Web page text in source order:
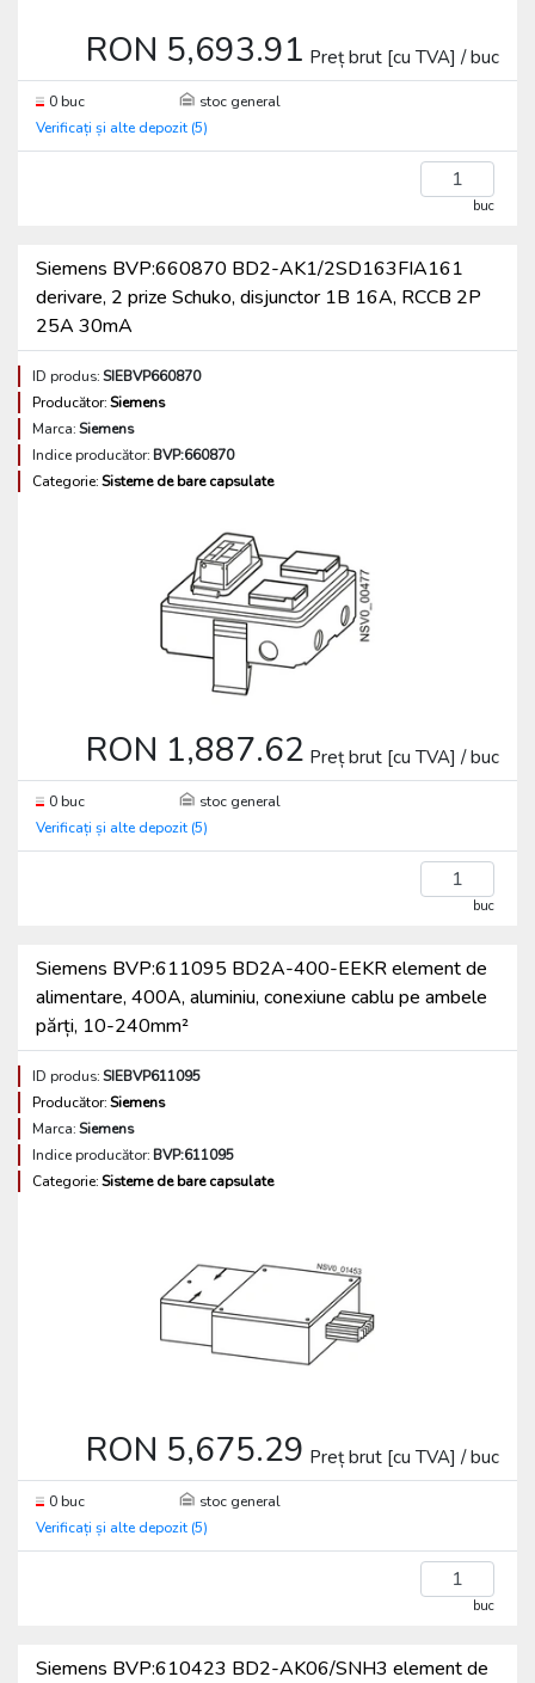
RON 5,693.91 Preț brut [cu TVA] / buc
0 buc
stoc general
Verificați și alte depozit (5)
buc
Siemens BVP:660870 BD2-AK1/2SD163FIA161
derivare, 2 prize Schuko, disjunctor 1B 16A, RCCB 2P
25A 30mA
ID produs:SIEBVP660870
Producător:Siemens
Marca:Siemens
Indice producător:BVP:660870
Categorie:Sisteme de bare capsulate
RON 1,887.62 Preț brut [cu TVA] / buc
0 buc
stoc general
Verificați și alte depozit (5)
buc
Siemens BVP:611095 BD2A-400-EEKR element de
alimentare, 400A, aluminiu, conexiune cablu pe ambele
părți, 10-240mm²
ID produs:SIEBVP611095
Producător:Siemens
Marca:Siemens
Indice producător:BVP:611095
Categorie:Sisteme de bare capsulate
RON 5,675.29 Preț brut [cu TVA] / buc
0 buc
stoc general
Verificați și alte depozit (5)
buc
Siemens BVP:610423 BD2-AK06/SNH3 element de